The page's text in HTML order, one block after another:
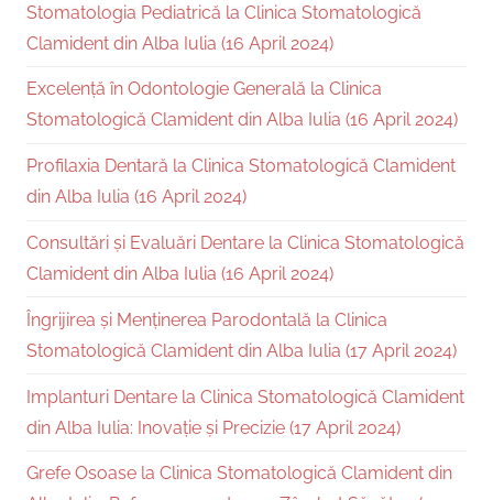
Stomatologia Pediatrică la Clinica Stomatologică
Clamident din Alba Iulia (16 April 2024)
Excelență în Odontologie Generală la Clinica
Stomatologică Clamident din Alba Iulia (16 April 2024)
Profilaxia Dentară la Clinica Stomatologică Clamident
din Alba Iulia (16 April 2024)
Consultări și Evaluări Dentare la Clinica Stomatologică
Clamident din Alba Iulia (16 April 2024)
Îngrijirea și Menținerea Parodontală la Clinica
Stomatologică Clamident din Alba Iulia (17 April 2024)
Implanturi Dentare la Clinica Stomatologică Clamident
din Alba Iulia: Inovație și Precizie (17 April 2024)
Grefe Osoase la Clinica Stomatologică Clamident din